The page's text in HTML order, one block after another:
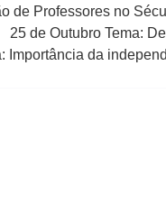
Professores no
de Outubro Tema:
Importância da